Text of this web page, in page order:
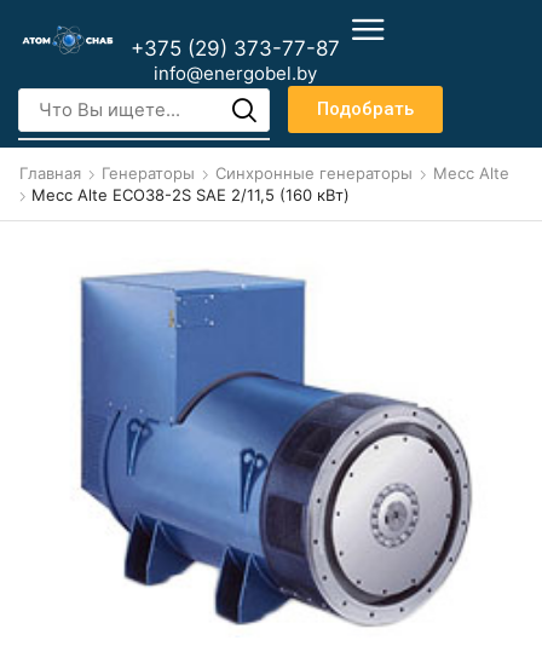
+375 (29) 373-77-87
info@energobel.by
Подобрать
Главная Генераторы Синхронные генераторы
Mecc Alte
Mecc Alte ECO38-2S SAE 2/11,5 (160 кВт)